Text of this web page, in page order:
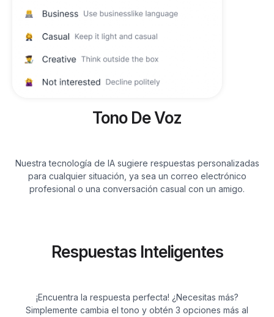
Tono De Voz
Nuestra tecnología de IA sugiere respuestas personalizadas
para cualquier situación, ya sea un correo electrónico
profesional o una conversación casual con un amigo.
Respuestas Inteligentes
¡Encuentra la respuesta perfecta! ¿Necesitas más?
Simplemente cambia el tono y obtén 3 opciones más al